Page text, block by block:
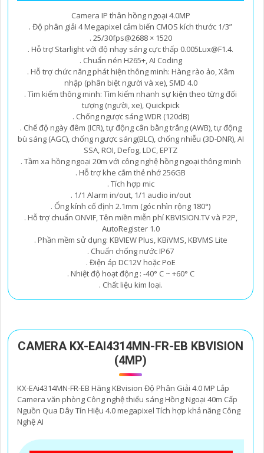
Camera IP thân hồng ngoại 4.0MP
. Độ phân giải 4 Megapixel cảm biến CMOS kích thước 1/3”
. 25/30fps@2688 × 1520
. Hỗ trợ Starlight với độ nhạy sáng cực thấp 0.005Lux@F1.4.
. Chuẩn nén H265+, AI Coding
. Hỗ trợ chức năng phát hiện thông minh: Hàng rào ảo, Xâm
nhập (phân biệt người và xe), SMD 4.0
. Tìm kiếm thông minh: Tìm kiếm nhanh sự kiện theo từng đối
tượng (người, xe), Quickpick
. Chống ngược sáng WDR (120dB)
. Chế độ ngày đêm (ICR), tự động cân bằng trắng (AWB), tự động
bù sáng (AGC), chống ngược sáng(BLC), chống nhiễu (3D-DNR), AI
SSA, ROI, Defog, LDC, EPTZ
. Tầm xa hồng ngoại 20m với công nghệ hồng ngoại thông minh
. Hỗ trợ khe cắm thẻ nhớ 256GB
. Tích hợp mic
. 1/1 Alarm in/out, 1/1 audio in/out
. Ống kính cố định 2.1mm (góc nhìn rộng 180°)
. Hỗ trợ chuẩn ONVIF, Tên miền miễn phí KBVISION.TV và P2P,
AutoRegister 1.0
. Phần mềm sử dụng: KBVIEW Plus, KBiVMS, KBVMS Lite
. Chuẩn chống nước IP67
. Điện áp DC12V hoặc PoE
. Nhiệt độ hoạt động : -40° C ~ +60° C
. Chất liệu kim loại.
CAMERA KX-EAI4314MN-FR-EB KBVISION
(4MP)
KX-EAi4314MN-FR-EB Hãng KBvision Độ Phân Giải 4.0 MP Lắp
Camera văn phòng Công nghệ thiếu sáng Hồng Ngoại 40m Cấp
Nguồn Qua Dây Tín Hiệu 4.0 megapixel Tích hợp khả năng Công
Nghệ AI